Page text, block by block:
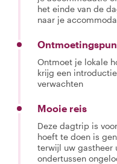
het einde van de
naar je
Ontmoet je lokale
krijg een
verwachten
Mooie reis
Deze dagtrip is
hoeft te doen is
terwijl uw gastheer
ondertussen